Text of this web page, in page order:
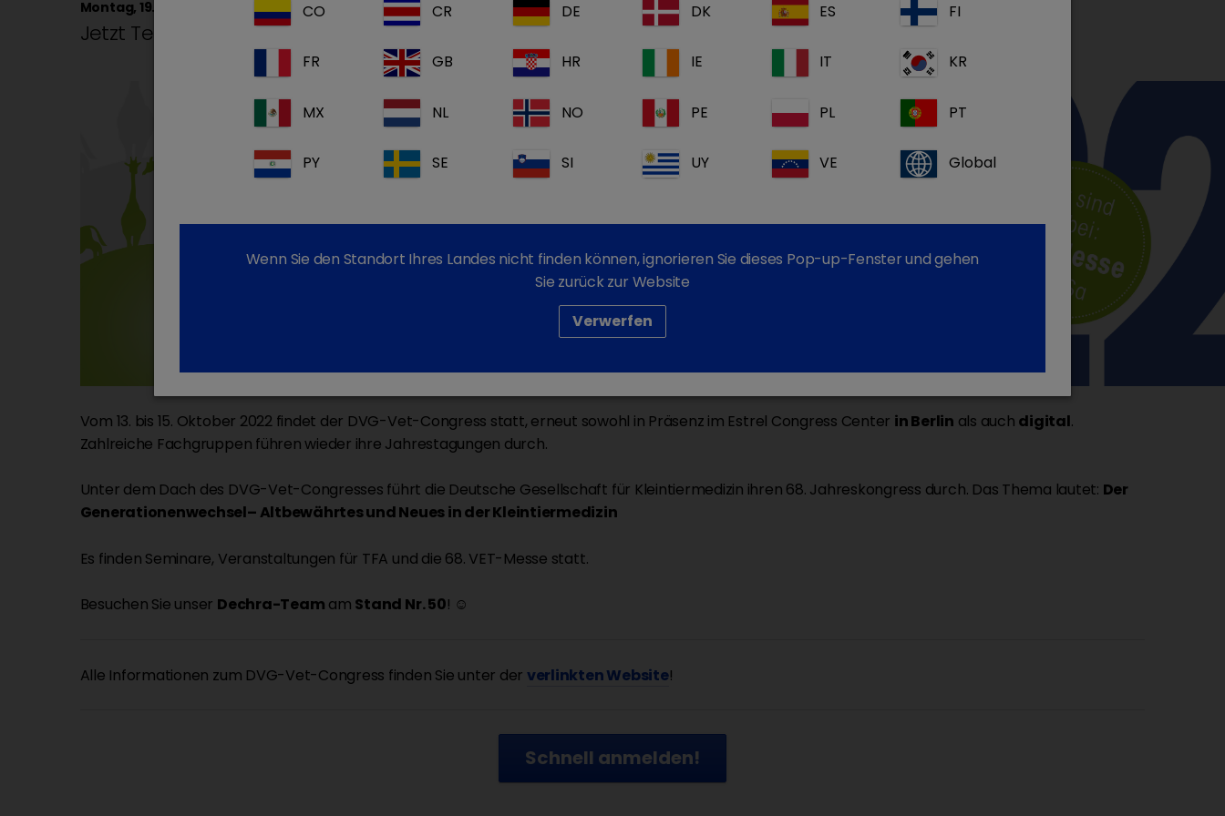
Montag, 19. September 2022
Jetzt Termin vormerken – DVG-Vet-Congress in Berlin + digital 2022
Vom 13. bis 15. Oktober 2022 findet der DVG-Vet-Congress statt, erneut sowohl in Präsenz im Estrel Congress Center in Berlin als auch digital.
Zahlreiche Fachgruppen führen wieder ihre Jahrestagungen durch.
Unter dem Dach des DVG-Vet-Congresses führt die Deutsche Gesellschaft für Kleintiermedizin ihren 68. Jahreskongress durch. Das Thema lautet: Der
Generationenwechsel– Altbewährtes und Neues in der Kleintiermedizin
Es finden Seminare, Veranstaltungen für TFA und die 68. VET-Messe statt.
Besuchen Sie unser Dechra-Team am Stand Nr. 50! ☺
Alle Informationen zum DVG-Vet-Congress finden Sie unter der verlinkten Website!
Schnell anmelden!
CO CR DE DK ES FI
FR GB HR IE IT KR
MX NL NO PE PL PT
PY SE SI UY VE Global
Wenn Sie den Standort Ihres Landes nicht finden können, ignorieren Sie dieses Pop-up-Fenster und gehen
Sie zurück zur Website
Verwerfen